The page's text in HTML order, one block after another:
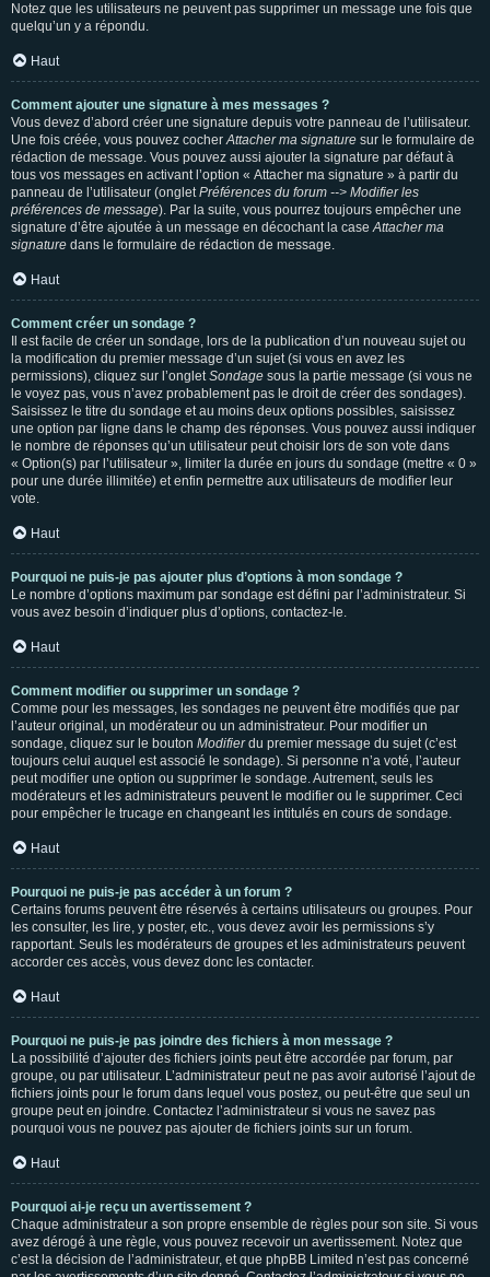
Notez que les utilisateurs ne peuvent pas supprimer un message une fois que
quelqu’un y a répondu.
Haut
Comment ajouter une signature à mes messages ?
Vous devez d’abord créer une signature depuis votre panneau de l’utilisateur.
Une fois créée, vous pouvez cocherAttacher ma signature sur le formulaire de
rédaction de message. Vous pouvez aussi ajouter la signature par défaut à
tous vos messages en activant l’option « Attacher ma signature » à partir du
panneau de l’utilisateur (ongletPréférences du forum --> Modifier les
préférences de message). Par la suite, vous pourrez toujours empêcher une
signature d’être ajoutée à un message en décochant la caseAttacher ma
signature dans le formulaire de rédaction de message.
Haut
Comment créer un sondage ?
Il est facile de créer un sondage, lors de la publication d’un nouveau sujet ou
la modification du premier message d’un sujet (si vous en avez les
permissions), cliquez sur l’ongletSondage sous la partie message (si vous ne
le voyez pas, vous n’avez probablement pas le droit de créer des sondages).
Saisissez le titre du sondage et au moins deux options possibles, saisissez
une option par ligne dans le champ des réponses. Vous pouvez aussi indiquer
le nombre de réponses qu’un utilisateur peut choisir lors de son vote dans
« Option(s) par l’utilisateur », limiter la durée en jours du sondage (mettre « 0 »
pour une durée illimitée) et enfin permettre aux utilisateurs de modifier leur
vote.
Haut
Pourquoi ne puis-je pas ajouter plus d’options à mon sondage ?
Le nombre d’options maximum par sondage est défini par l’administrateur. Si
vous avez besoin d’indiquer plus d’options, contactez-le.
Haut
Comment modifier ou supprimer un sondage ?
Comme pour les messages, les sondages ne peuvent être modifiés que par
l’auteur original, un modérateur ou un administrateur. Pour modifier un
sondage, cliquez sur le bouton Modifierdu premier message du sujet (c’est
toujours celui auquel est associé le sondage). Si personne n’a voté, l’auteur
peut modifier une option ou supprimer le sondage. Autrement, seuls les
modérateurs et les administrateurs peuvent le modifier ou le supprimer. Ceci
pour empêcher le trucage en changeant les intitulés en cours de sondage.
Haut
Pourquoi ne puis-je pas accéder à un forum ?
Certains forums peuvent être réservés à certains utilisateurs ou groupes. Pour
les consulter, les lire, y poster, etc., vous devez avoir les permissions s’y
rapportant. Seuls les modérateurs de groupes et les administrateurs peuvent
accorder ces accès, vous devez donc les contacter.
Haut
Pourquoi ne puis-je pas joindre des fichiers à mon message ?
La possibilité d’ajouter des fichiers joints peut être accordée par forum, par
groupe, ou par utilisateur. L’administrateur peut ne pas avoir autorisé l’ajout de
fichiers joints pour le forum dans lequel vous postez, ou peut-être que seul un
groupe peut en joindre. Contactez l’administrateur si vous ne savez pas
pourquoi vous ne pouvez pas ajouter de fichiers joints sur un forum.
Haut
Pourquoi ai-je reçu un avertissement ?
Chaque administrateur a son propre ensemble de règles pour son site. Si vous
avez dérogé à une règle, vous pouvez recevoir un avertissement. Notez que
c’est la décision de l’administrateur, et que phpBB Limited n’est pas concerné